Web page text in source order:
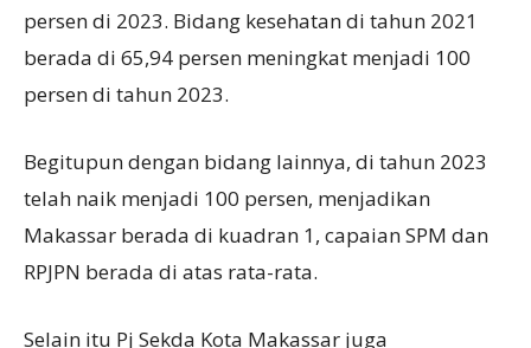
persen di 2023. Bidang kesehatan di tahun 2021
berada di 65,94 persen meningkat menjadi 100
persen di tahun 2023.
Begitupun dengan bidang lainnya, di tahun 2023
telah naik menjadi 100 persen, menjadikan
Makassar berada di kuadran 1, capaian SPM dan
RPJPN berada di atas rata-rata.
Selain itu Pj Sekda Kota Makassar juga